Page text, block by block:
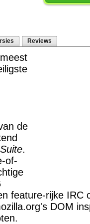
Reviews
de
.
of-
feature-rijke IRC
DOM